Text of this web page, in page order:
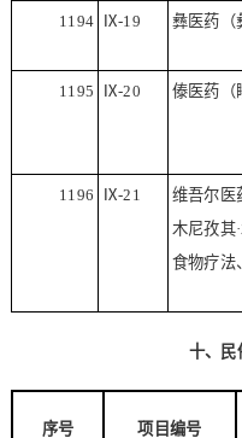
1194 Ⅸ-19 彝医药（
1195 Ⅸ-20 傣医药（
1196 Ⅸ-21
维吾尔医
木尼孜其
食物疗法
十、民
序号 项目编号